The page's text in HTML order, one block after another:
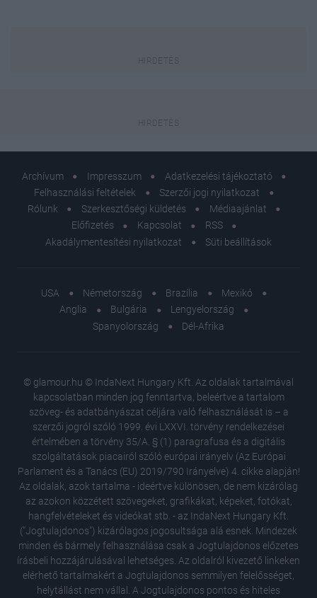
Archívum Impresszum
Adatkezelési tájékoztató
Felhasználási feltételek
Szerzői jogi nyilatkozat
Rólunk
Szerkesztőségi küldetés
Médiaajánlat
Előfizetés
Kapcsolat
RSS
Akadálymentesítési nyilatkozat
Süti beállítások
USA Németország Brazília
Mexikó
Anglia
Bulgária
Lengyelország
Spanyolország
Dél-Afrika
© glamour.hu © IndaNext Hungary Kft. Az oldalak tartalmával
kapcsolatban minden jog fenntartva, beleértve a tartalom
szöveg- és adatbányászat céljára való felhasználását is – a
szerzői jogról szóló 1999. évi LXXVI. törvény rendelkezései
értelmében a törvény 35/A. § (1) paragrafusa és a digitális
szolgáltatások piacairól szóló európai irányelv (Az Európai
Parlament és a Tanács (EU) 2019/790 Irányelve) 4. cikke alapján!
Az oldalak, azok tartalma - ideértve különösen, de nem kizárólag
az azokon közzétett szövegeket, grafikákat, képeket, fotókat,
hangfelvételeket és videókat stb. - az IndaNext Hungary Kft.
("Jogtulajdonos") kizárólagos jogosultsága alá esnek. Mindezek
minden és bármely felhasználása csak a Jogtulajdonos előzetes
írásbeli hozzájárulásával lehetséges. Az oldalról kivezető linkeken
elérhető tartalmakért a Jogtulajdonos semmilyen felelősséget,
helytállást nem vállal. A Jogtulajdonos pontos és hiteles